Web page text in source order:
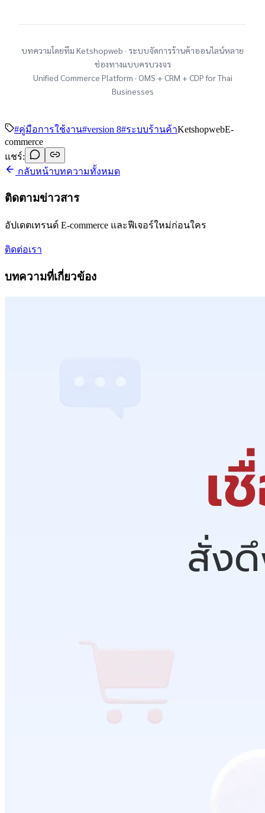
บทความโดยทีม Ketshopweb · ระบบจัดการร้านค้าออนไลน์หลาย
ช่องทางแบบครบวงจร
Unified Commerce Platform · OMS + CRM + CDP for Thai
Businesses
#คู่มือการใช้งาน#version 8#ระบบร้านค้าKetshopwebE-
commerce
แชร์:
กลับหน้าบทความทั้งหมด
ติดตามข่าวสาร
อัปเดตเทรนด์ E-commerce และฟีเจอร์ใหม่ก่อนใคร
ติดต่อเรา
บทความที่เกี่ยวข้อง